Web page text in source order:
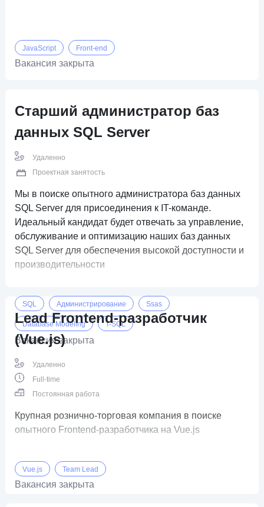
JavaScript Front-end
Вакансия закрыта
Старший администратор баз
данных SQL Server
Удаленно
Проектная занятость
Мы в поиске опытного администратора баз данных
SQL Server для присоединения к IT-команде.
Идеальный кандидат будет отвечать за управление,
обслуживание и оптимизацию наших баз данных
SQL Server для обеспечения высокой доступности и
производительности
SQL Администрирование Ssas
Database Modeling T-SQL
Администрирование баз данных
SQL Server Integration Services (SSIS)
SQL Server
Вакансия закрыта
Lead Frontend-разработчик
(Vue.js)
Удаленно
Full-time
Постоянная работа
Крупная рознично-торговая компания в поиске
опытного Frontend-разработчика на Vue.js
Vue.js Team Lead
Вакансия закрыта